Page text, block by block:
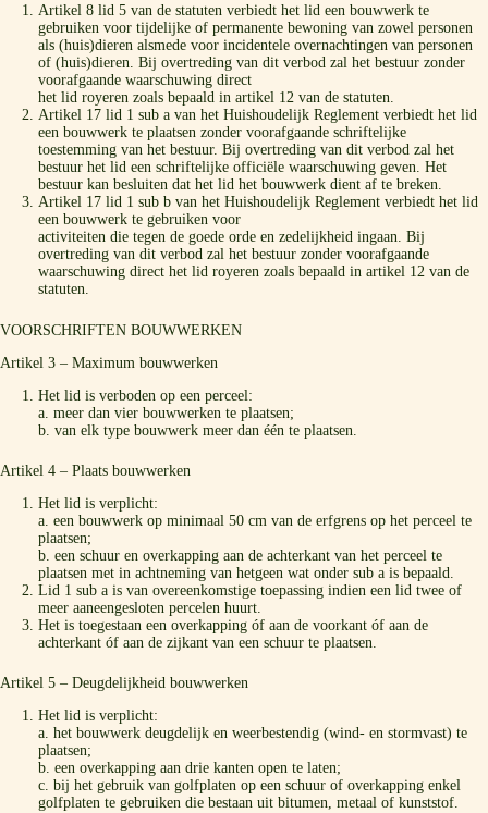
Artikel 8 lid 5 van de statuten verbiedt het lid een bouwwerk te
gebruiken voor tijdelijke of permanente bewoning van zowel personen
als (huis)dieren alsmede voor incidentele overnachtingen van personen
of (huis)dieren. Bij overtreding van dit verbod zal het bestuur zonder
voorafgaande waarschuwing direct
het lid royeren zoals bepaald in artikel 12 van de statuten.
Artikel 17 lid 1 sub a van het Huishoudelijk Reglement verbiedt het lid
een bouwwerk te plaatsen zonder voorafgaande schriftelijke
toestemming van het bestuur. Bij overtreding van dit verbod zal het
bestuur het lid een schriftelijke officiële waarschuwing geven. Het
bestuur kan besluiten dat het lid het bouwwerk dient af te breken.
Artikel 17 lid 1 sub b van het Huishoudelijk Reglement verbiedt het lid
een bouwwerk te gebruiken voor
activiteiten die tegen de goede orde en zedelijkheid ingaan. Bij
overtreding van dit verbod zal het bestuur zonder voorafgaande
waarschuwing direct het lid royeren zoals bepaald in artikel 12 van de
statuten.
VOORSCHRIFTEN BOUWWERKEN
Artikel 3 – Maximum bouwwerken
Het lid is verboden op een perceel:
a. meer dan vier bouwwerken te plaatsen;
b. van elk type bouwwerk meer dan één te plaatsen.
Artikel 4 – Plaats bouwwerken
Het lid is verplicht:
a. een bouwwerk op minimaal 50 cm van de erfgrens op het perceel te
plaatsen;
b. een schuur en overkapping aan de achterkant van het perceel te
plaatsen met in achtneming van hetgeen wat onder sub a is bepaald.
Lid 1 sub a is van overeenkomstige toepassing indien een lid twee of
meer aaneengesloten percelen huurt.
Het is toegestaan een overkapping óf aan de voorkant óf aan de
achterkant óf aan de zijkant van een schuur te plaatsen.
Artikel 5 – Deugdelijkheid bouwwerken
Het lid is verplicht:
a. het bouwwerk deugdelijk en weerbestendig (wind- en stormvast) te
plaatsen;
b. een overkapping aan drie kanten open te laten;
c. bij het gebruik van golfplaten op een schuur of overkapping enkel
golfplaten te gebruiken die bestaan uit bitumen, metaal of kunststof.